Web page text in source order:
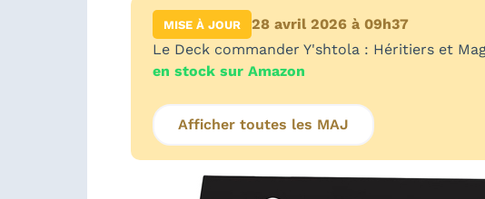
MISE À JOUR
28 avril 2026 à 09h37
Le Deck commander Y'shtola : Héritiers et
en stock sur Amazon
Afficher toutes les MAJ